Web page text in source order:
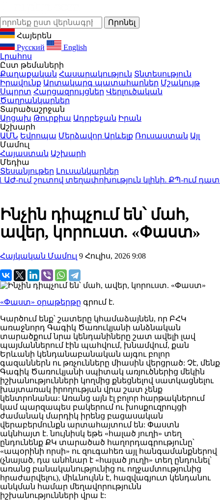
Հայերեն
Русский
English
Լրահոս
Ըստ թեմաների
Քաղաքական Հասարակություն Տնտեսություն
Իրավունք Արտակարգ պատահարներ Մշակույթ
Սպորտ Հարցազրույցներ Վերլուծական
Ծաղրանկարներ
Տարածաշրջան
Արցախ Թուրքիա Ադրբեջան Իրան
Աշխարհ
ԱՄՆ Եվրոպա Մերձավոր Արևելք Ռուսաստան Այլ
Մամուլ
Հայաստան Աշխարհ
Մեդիա
Տեսանյութեր Լուսանկարներ
շուտով տեղափոխություն կլինի. ՔՊ-ում դատարկ
Ինչին դիպչում են՝ մահ,
ավեր, կորուստ. «Փաստ»
Հայկական Մամուլ 9 Հուլիս, 2026 9:08
«Փաստ» օրաթերթը գրում է.
Կարծում ենք՝ շատերը կհամաձայնեն, որ ԲՀԿ
առաջնորդ Գագիկ Ծառուկյանի անձնական
տարածքում նրա կենդանիները շատ ավելի լավ
պայմաններում էին պահվում, խնամվում, քան
Երևանի կենդանաբանական այգու բոլոր
գազաններն ու թռչունները միասին վերցրած: Չէ, մենք
Գագիկ Ծառուկյանի սպիտակ առյուծներից մեկին
իշխանությունների կողմից քնեցնելով սատկացնելու
խայտառակ իրողության վրա շատ չենք
կենտրոնանա: Առանց այն էլ բոլոր հարթակներում
կամ պարզապես բակերում ու խոսքուզրույցի
ժամանակ մարդիկ իրենց բացասական
վերաբերմունքն արտահայտում են: Փաստն
ակնհայտ է. նույնիսկ եթե «հալած յուղի» տեղ
ընդունենք ՔԿ տարածած հաղորդագրությունը՝
«ապօրինի որսի» ու զուգահեռ այլ հանգամանքներով
(չնայած, դա անհնար է «հալած յուղի» տեղ ընդունել՝
առանց բանականությունից ու ողջամտությունից
հրաժարվելու), միևնույնն է, հազվագյուտ կենդանու
անկման համար մեղավորությունն
իշխանությունների վրա է: